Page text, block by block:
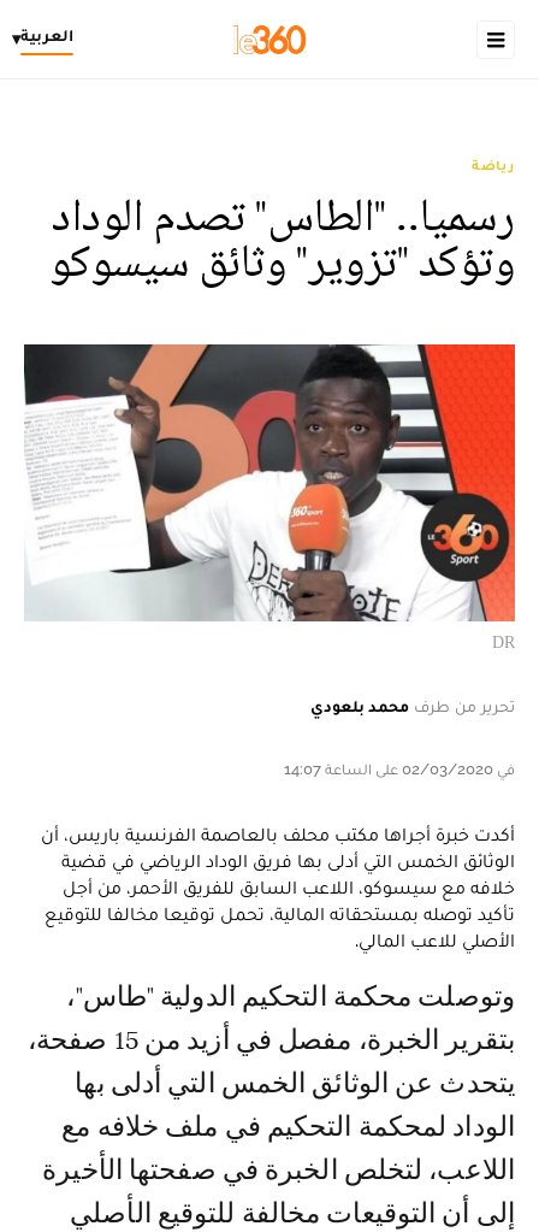
العربية▾
رياضة
رسميا.. "الطاس" تصدم الوداد
وتؤكد "تزوير" وثائق سيسوكو
DR
تحرير من طرف محمد بلعودي
في 02/03/2020 على الساعة 14:07
أكدت خبرة أجراها مكتب محلف بالعاصمة الفرنسية باريس، أن
الوثائق الخمس التي أدلى بها فريق الوداد الرياضي في قضية
خلافه مع سيسوكو، اللاعب السابق للفريق الأحمر، من أجل
تأكيد توصله بمستحقاته المالية، تحمل توقيعا مخالفا للتوقيع
الأصلي للاعب المالي.
وتوصلت محكمة التحكيم الدولية "طاس"،
بتقرير الخبرة، مفصل في أزيد من 15 صفحة،
يتحدث عن الوثائق الخمس التي أدلى بها
الوداد لمحكمة التحكيم في ملف خلافه مع
اللاعب، لتخلص الخبرة في صفحتها الأخيرة
إلى أن التوقيعات مخالفة للتوقيع الأصلي